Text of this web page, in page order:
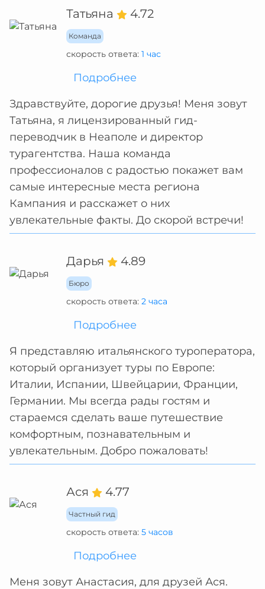
Татьяна 4.72
Команда
скорость ответа: 1 час
Подробнее
Здравствуйте, дорогие друзья! Меня зовут
Татьяна, я лицензированный гид-
переводчик в Неаполе и директор
турагентства. Наша команда
профессионалов с радостью покажет вам
самые интересные места региона
Кампания и расскажет о них
увлекательные факты. До скорой встречи!
Дарья 4.89
Бюро
скорость ответа: 2 часа
Подробнее
Я представляю итальянского туроператора,
который организует туры по Европе:
Италии, Испании, Швейцарии, Франции,
Германии. Мы всегда рады гостям и
стараемся сделать ваше путешествие
комфортным, познавательным и
увлекательным. Добро пожаловать!
Ася 4.77
Частный гид
скорость ответа: 5 часов
Подробнее
Меня зовут Анастасия, для друзей Ася.